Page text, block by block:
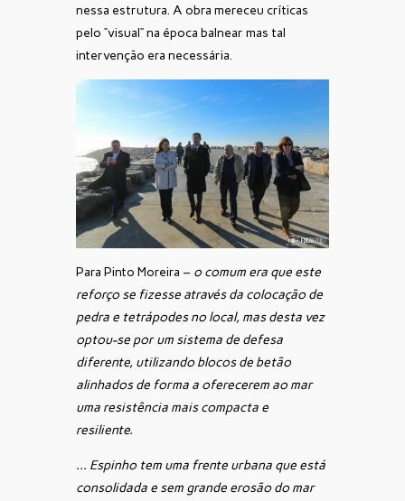
nessa estrutura. A obra mereceu críticas
pelo “visual” na época balnear mas tal
intervenção era necessária.
Para Pinto Moreira – o comum era que este
reforço se fizesse através da colocação de
pedra e tetrápodes no local, mas desta vez
optou-se por um sistema de defesa
diferente, utilizando blocos de betão
alinhados de forma a oferecerem ao mar
uma resistência mais compacta e
resiliente.
… Espinho tem uma frente urbana que está
consolidada e sem grande erosão do mar